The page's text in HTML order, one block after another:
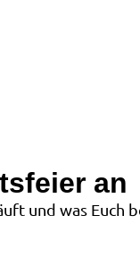
an
und was Euch